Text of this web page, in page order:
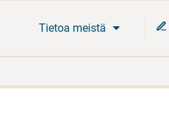
Tietoa meistä